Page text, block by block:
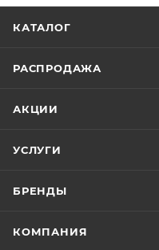
КАТАЛОГ
РАСПРОДАЖА
АКЦИИ
УСЛУГИ
БРЕНДЫ
КОМПАНИЯ